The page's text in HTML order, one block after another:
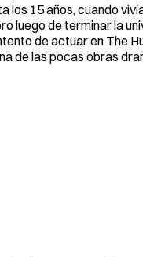
15 años, cuando
luego de terminar la
de actuar en The
de las pocas obras